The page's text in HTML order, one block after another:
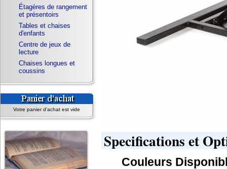
Étagères de rangement
et présentoirs
Tables et chaises
d'enfants
Centre de jeux de
lecture
Chaises longues et
coussins
Votre panier d'achat est vide
Specifications et
Couleurs